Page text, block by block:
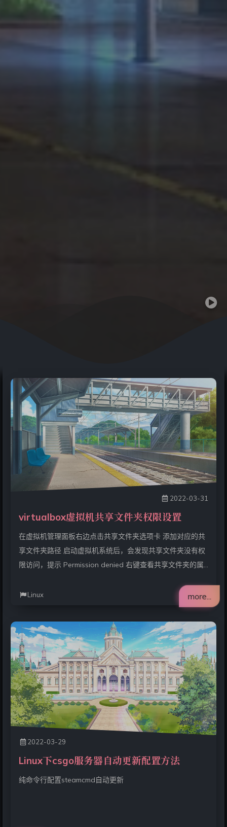
2022-03-31
virtualbox虚拟机共享文件夹权限设置
在虚拟机管理面板右边点击共享文件夹选项卡 添加对应的共
享文件夹路径 启动虚拟机系统后，会发现共享文件夹没有权
限访问，提示 Permission denied 右键查看共享文件夹的属
一般我们登录的用户和所属组都是 <user>（用户名） ，因
此没有权限访问 而共享文件夹的所有者以及所属组都无法更
改，所以解决方法是将登录的用户添加到 vboxsf 组中 sudo
usermod -aG vboxsf $(whoami)usermod -aG <group>
<user> 的意思是将用户
Linux more...
2022-03-29
Linux下csgo服务器自动更新配置方法
纯命令行配置steamcmd自动更新